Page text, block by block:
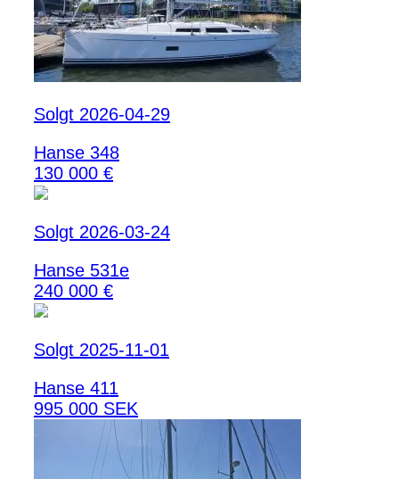
Solgt 2026-04-29
Hanse 348
130 000 €
Solgt 2026-03-24
Hanse 531e
240 000 €
Solgt 2025-11-01
Hanse 411
995 000 SEK